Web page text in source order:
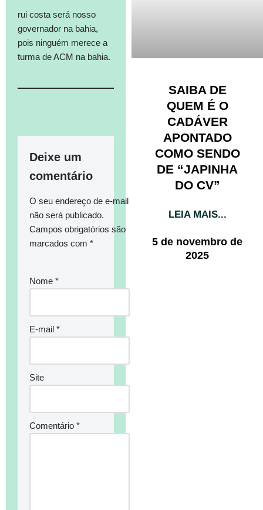
rui costa será nosso
governador na bahia,
pois ninguém merece a
turma de ACM na bahia.
Deixe um
comentário
O seu endereço de e-mail
não será publicado.
Campos obrigatórios são
marcados com *
Nome *
E-mail *
Site
Comentário *
SAIBA DE
QUEM É O
CADÁVER
APONTADO
COMO SENDO
DE “JAPINHA
DO CV”
LEIA MAIS...
5 de novembro de
2025